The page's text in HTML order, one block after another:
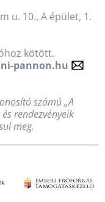
u. 10., A épület, 1.
kötött.
pannon.hu
számú „A
rendezvényeik
meg.